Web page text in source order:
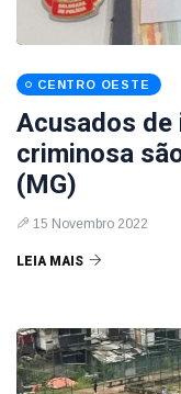
CENTRO OESTE
Acusados
criminosa
(MG)
15 Novembro 2022
LEIA MAIS